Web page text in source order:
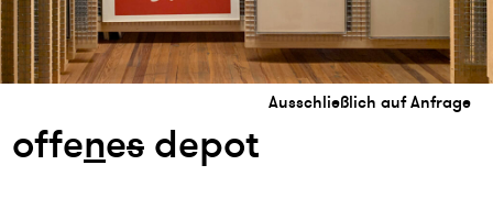
Ausschließlich auf Anfrage
offenesdepot